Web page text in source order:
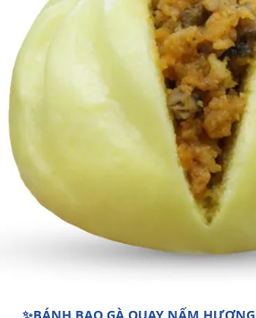
✨BÁNH BAO GÀ QUAY NẤM HƯƠNG